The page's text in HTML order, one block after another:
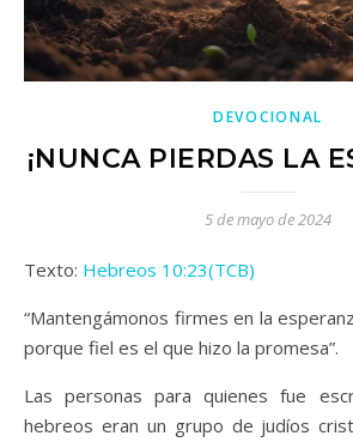
DEVOCIONAL
¡NUNCA PIERDAS LA
5 de mayo de 2024
Texto: Hebreos 10:23(TCB)
“Mantengámonos firmes en la
porque fiel es el que hizo la promesa”.
Las personas para quienes fue
hebreos eran un grupo de judíos